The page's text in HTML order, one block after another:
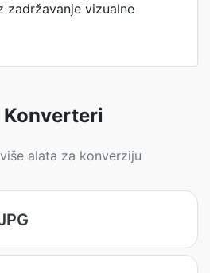
zadržavanje vizualne
Konverteri
alata za konverziju